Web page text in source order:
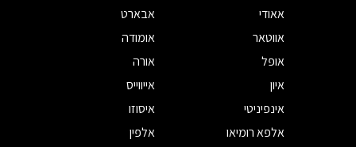
אאודי
אבארט
אווטאר
אומודה
אופל
אורה
איון
אייווייס
אינפיניטי
איסוזו
אלפא רומיאו
אלפין